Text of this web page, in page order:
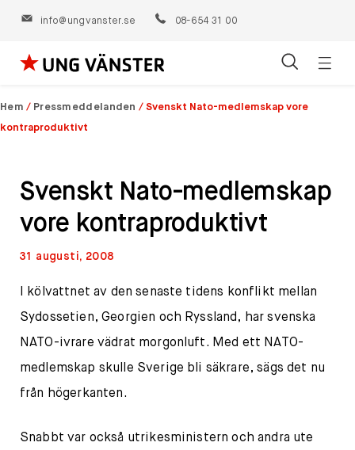
info@ungvanster.se 08-654 31 00
Hoppa
till
innehåll
Hem / Pressmeddelanden / Svenskt Nato-medlemskap vore
kontraproduktivt
Svenskt Nato-medlemskap
vore kontraproduktivt
31 augusti, 2008
I kölvattnet av den senaste tidens konflikt mellan
Sydossetien, Georgien och Ryssland, har svenska
NATO-ivrare vädrat morgonluft. Med ett NATO-
medlemskap skulle Sverige bli säkrare, sägs det nu
från högerkanten.
Snabbt var också utrikesministern och andra ute